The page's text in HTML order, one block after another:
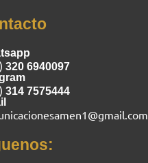
320 6940097
314 7575444